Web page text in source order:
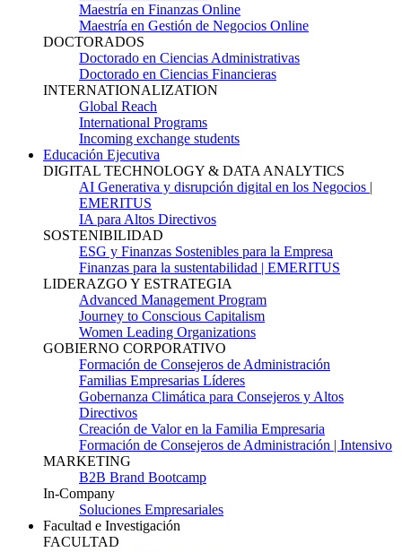
Maestría en Finanzas Online
Maestría en Gestión de Negocios Online
DOCTORADOS
Doctorado en Ciencias Administrativas
Doctorado en Ciencias Financieras
INTERNATIONALIZATION
Global Reach
International Programs
Incoming exchange students
Educación Ejecutiva
DIGITAL TECHNOLOGY & DATA ANALYTICS
AI Generativa y disrupción digital en los Negocios |
EMERITUS
IA para Altos Directivos
SOSTENIBILIDAD
ESG y Finanzas Sostenibles para la Empresa
Finanzas para la sustentabilidad | EMERITUS
LIDERAZGO Y ESTRATEGIA
Advanced Management Program
Journey to Conscious Capitalism
Women Leading Organizations
GOBIERNO CORPORATIVO
Formación de Consejeros de Administración
Familias Empresarias Líderes
Gobernanza Climática para Consejeros y Altos
Directivos
Creación de Valor en la Familia Empresaria
Formación de Consejeros de Administración | Intensivo
MARKETING
B2B Brand Bootcamp
In-Company
Soluciones Empresariales
Facultad e Investigación
FACULTAD